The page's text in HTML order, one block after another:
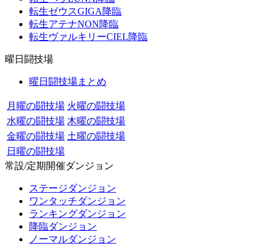
転生ゼウスGIGA降臨
転生アテナNON降臨
転生ヴァルキリーCIEL降臨
曜日闘技場
曜日闘技場まとめ
月曜の闘技場 火曜の闘技場
水曜の闘技場 木曜の闘技場
金曜の闘技場 土曜の闘技場
日曜の闘技場
常設/定期開催ダンジョン
ステージダンジョン
ワンタッチダンジョン
ランキングダンジョン
降臨ダンジョン
ノーマルダンジョン